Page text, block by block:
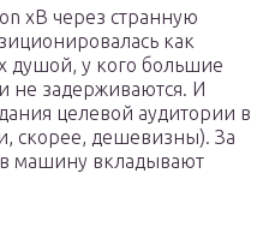
xB через странную
как
душой, у кого большие
не задерживаются. И
целевой аудитории в
скорее, дешевизны). За
в машину вкладывают